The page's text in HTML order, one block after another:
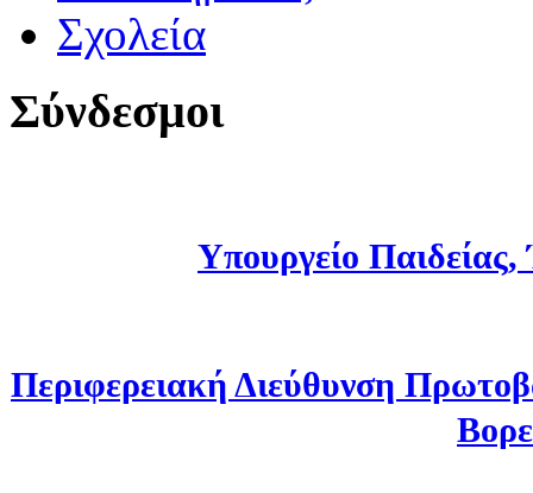
Σχολεία
Σύνδεσμοι
Υπουργείο
Περιφερειακή Διεύθυνση